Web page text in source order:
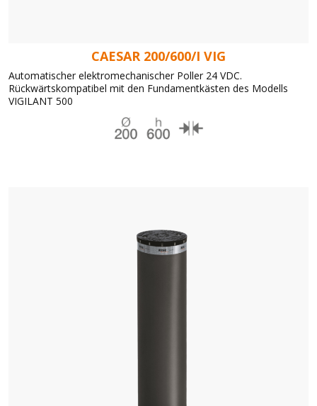
CAESAR 200/600/I VIG
Automatischer elektromechanischer Poller 24 VDC.
Rückwärtskompatibel mit den Fundamentkästen des Modells
VIGILANT 500